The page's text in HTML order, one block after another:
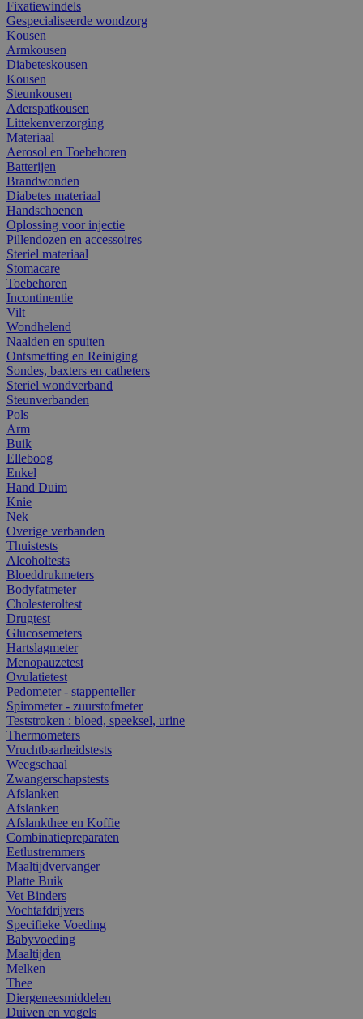
Fixatiewindels
Gespecialiseerde wondzorg
Kousen
Armkousen
Diabeteskousen
Kousen
Steunkousen
Aderspatkousen
Littekenverzorging
Materiaal
Aerosol en Toebehoren
Batterijen
Brandwonden
Diabetes materiaal
Handschoenen
Oplossing voor injectie
Pillendozen en accessoires
Steriel materiaal
Stomacare
Toebehoren
Incontinentie
Vilt
Wondhelend
Naalden en spuiten
Ontsmetting en Reiniging
Sondes, baxters en catheters
Steriel wondverband
Steunverbanden
Pols
Arm
Buik
Elleboog
Enkel
Hand Duim
Knie
Nek
Overige verbanden
Thuistests
Alcoholtests
Bloeddrukmeters
Bodyfatmeter
Cholesteroltest
Drugtest
Glucosemeters
Hartslagmeter
Menopauzetest
Ovulatietest
Pedometer - stappenteller
Spirometer - zuurstofmeter
Teststroken : bloed, speeksel, urine
Thermometers
Vruchtbaarheidstests
Weegschaal
Zwangerschapstests
Afslanken
Afslanken
Afslankthee en Koffie
Combinatiepreparaten
Eetlustremmers
Maaltijdvervanger
Platte Buik
Vet Binders
Vochtafdrijvers
Specifieke Voeding
Babyvoeding
Maaltijden
Melken
Thee
Diergeneesmiddelen
Duiven en vogels